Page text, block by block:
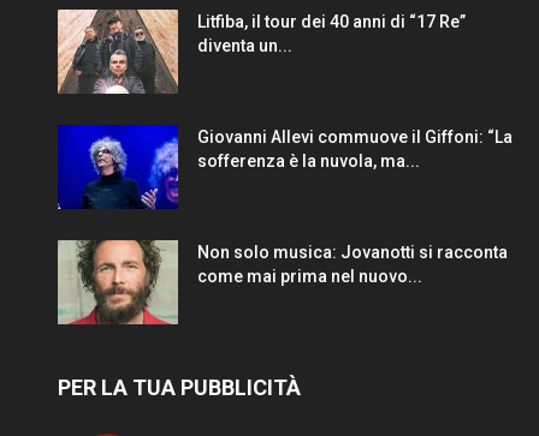
Litfiba, il tour dei 40 anni di “17 Re”
diventa un...
Giovanni Allevi commuove il Giffoni: “La
sofferenza è la nuvola, ma...
Non solo musica: Jovanotti si racconta
come mai prima nel nuovo...
PER LA TUA PUBBLICITÀ